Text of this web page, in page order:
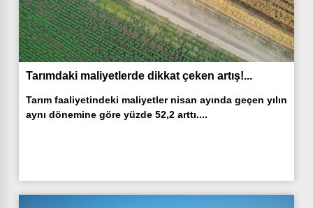
Tarımdaki maliyetlerde dikkat çeken artış!...
Tarım faaliyetindeki maliyetler nisan ayında geçen yılın
aynı dönemine göre yüzde 52,2 arttı....